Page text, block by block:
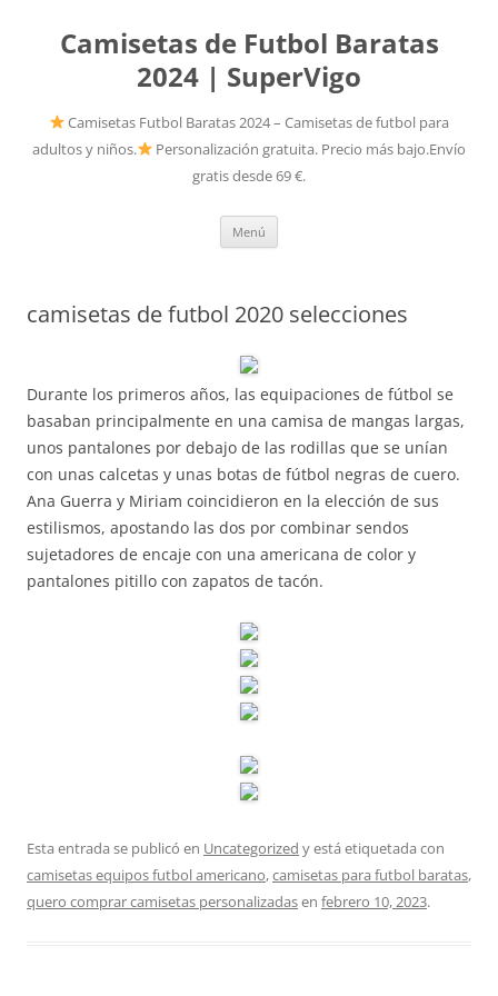
Camisetas de Futbol Baratas
2024 | SuperVigo
Camisetas Futbol Baratas 2024 – Camisetas de futbol para
adultos y niños.
Personalización gratuita. Precio más bajo.Envío
gratis desde 69 €.
Menú
camisetas de futbol 2020 selecciones
Durante los primeros años, las equipaciones de fútbol se
basaban principalmente en una camisa de mangas largas,
unos pantalones por debajo de las rodillas que se unían
con unas calcetas y unas botas de fútbol negras de cuero.
Ana Guerra y Miriam coincidieron en la elección de sus
estilismos, apostando las dos por combinar sendos
sujetadores de encaje con una americana de color y
pantalones pitillo con zapatos de tacón.
Esta entrada se publicó en Uncategorized y está etiquetada con
camisetas equipos futbol americano,camisetas para futbol baratas,
quero comprar camisetas personalizadasen febrero 10, 2023.